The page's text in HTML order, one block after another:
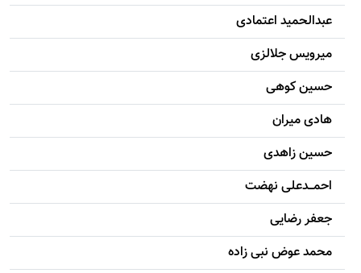
عبدالحمید اعتمادی
میرویس جلالزی
حسين کوهی
هادی ميران
حسين زاهدی
احمـــدعلی نهضت
جعفر رضایی
محمد عوض نبی زاده